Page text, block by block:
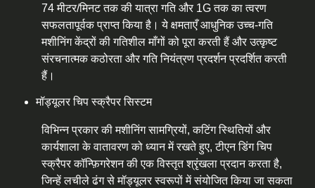
74 मीटर/मिनट तक की यात्रा गति और 1G तक का त्वरण
सफलतापूर्वक प्राप्त किया है। ये क्षमताएँ आधुनिक उच्च-गति
मशीनिंग केंद्रों की गतिशील माँगों को पूरा करती हैं और उत्कृष्ट
संरचनात्मक कठोरता और गति नियंत्रण प्रदर्शन प्रदर्शित करती
हैं।
मॉड्यूलर चिप स्क्रैपर सिस्टम
विभिन्न प्रकार की मशीनिंग सामग्रियों, कटिंग स्थितियों और
कार्यशाला के वातावरण को ध्यान में रखते हुए, टीएन डिंग चिप
स्क्रैपर कॉन्फ़िगरेशन की एक विस्तृत श्रृंखला प्रदान करता है,
जिन्हें लचीले ढंग से मॉड्यूलर स्वरूपों में संयोजित किया जा सकता